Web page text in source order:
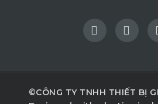
©CÔNG TY TNHH THIẾT BỊ